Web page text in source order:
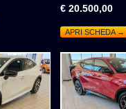
€ 20.500,00
APRI SCHEDA →